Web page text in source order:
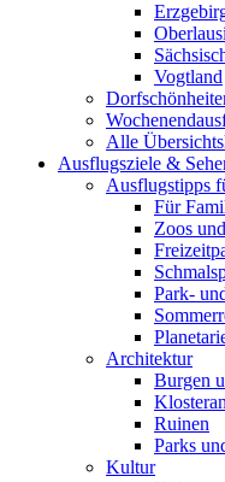
Vogtland
Alle
Ausflugsziele &
Ausflugstipps
Für
Zoos
Park-
Architektur
Burgen
Ruinen
Parks
Kultur